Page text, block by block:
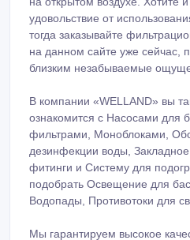
удовольствие от
тогда заказывайте
на данном сайте уже сейчас,
близким незабываемые
В компании «WELLAND» вы
ознакомится с Насосами для
фильтрами, Моноблоками,
дезинфекции воды,
фитинги и Систему для
подобрать Освещение для
Водопады, Противотоки для
Мы гарантируем высокое